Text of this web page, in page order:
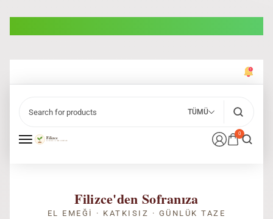
0
TÜMÜ
Filizce'den Sofranıza
EL EMEĞI · KATKISIZ · GÜNLÜK TAZE